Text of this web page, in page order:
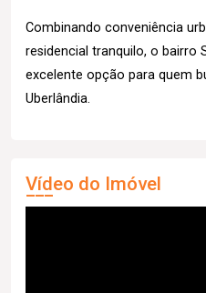
Combinando conveniência
residencial tranquilo, o bairro
excelente opção para quem
Uberlândia.
Vídeo do Imóvel